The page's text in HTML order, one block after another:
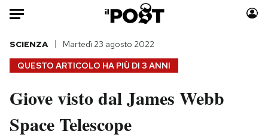
Auto
HOME
Italia
Politica
Moda
QUESTO ARTICOLO HA PIÙ DI 3 ANNI
SCIENZA Martedì 23 agosto 2022
Giove visto dal James Webb
Space Telescope